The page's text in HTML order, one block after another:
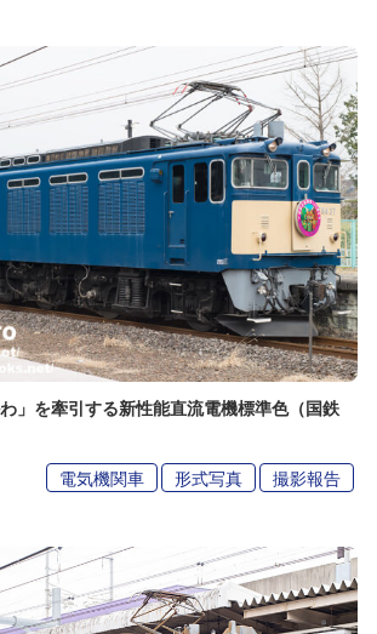
」を牽引する新性能直流電機標準色（国鉄
電気機関車 形式写真 撮影報告